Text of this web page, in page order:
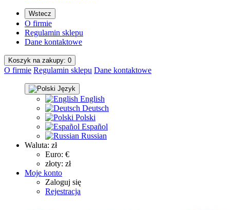
Wstecz
O firmie
Regulamin sklepu
Dane kontaktowe
Koszyk nazakupy: 0
O firmie Regulamin sklepu Dane kontaktowe
Język
English
Deutsch
Polski
Español
Russian
Waluta: zł
Euro: €
złoty: zł
Moje konto
Zaloguj się
Rejestracja